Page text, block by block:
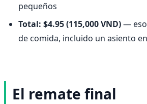
pequeños
Total: $4.95 (115,000 VND)—
de comida, incluido un asiento
El remate final